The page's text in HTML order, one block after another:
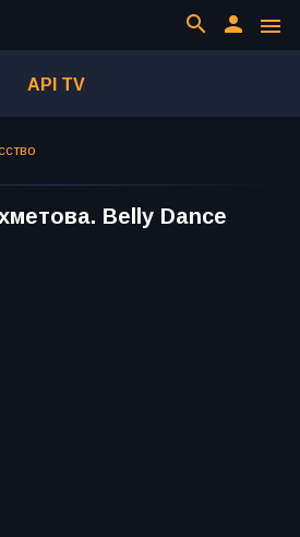
menu
person
search
API TV
Belly Dance